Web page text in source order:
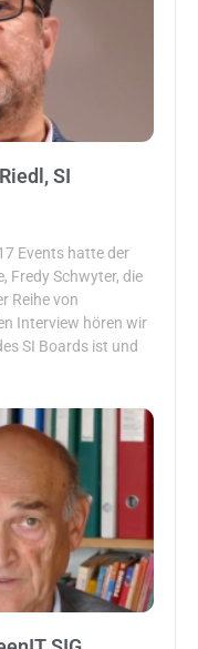
SI
Events hatte der
Fredy Schwyter, die
Reihe von
Interview hören wir
SI Boards ist und